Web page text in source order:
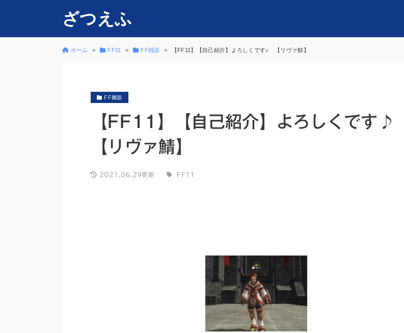
ざつえふ
ホーム FF11 FF雑談 【FF11】【自己紹介】よろしくです♪ 【リヴァ鯖】
FF雑談
【FF11】【自己紹介】よろしくです♪
【リヴァ鯖】
2021.06.29更新 FF11